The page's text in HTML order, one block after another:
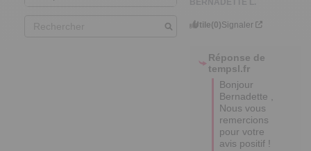
BERNADETTE L.
Utile(0)Signaler
Réponse de
tempsl.fr
Bonjour
Bernadette ,
Nous vous
remercions
pour votre
avis positif !